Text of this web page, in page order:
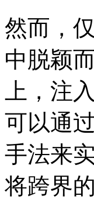
然而，
中脱颖
上，注
可以通
手法来
将跨界